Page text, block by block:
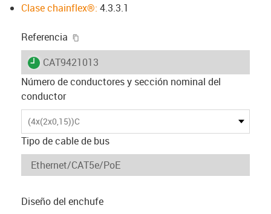
Clase chainflex®: 4.3.3.1
Referencia
igus-icon-lieferzeit
CAT9421013
Número de conductores y sección nominal del
conductor
(4x(2x0,15))C
Tipo de cable de bus
Diseño del enchufe